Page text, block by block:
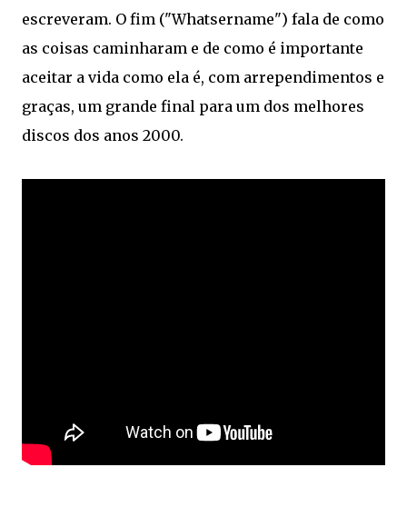
escreveram. O fim ("Whatsername") fala de como
as coisas caminharam e de como é importante
aceitar a vida como ela é, com arrependimentos e
graças, um grande final para um dos melhores
discos dos anos 2000.